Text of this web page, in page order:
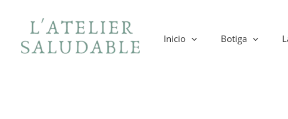
contenido
Inicio Botiga